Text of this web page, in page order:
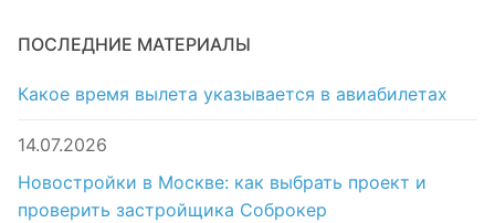
ПОСЛЕДНИЕ МАТЕРИАЛЫ
Какое время вылета указывается в авиабилетах
14.07.2026
Новостройки в Москве: как выбрать проект и
проверить застройщика Соброкер